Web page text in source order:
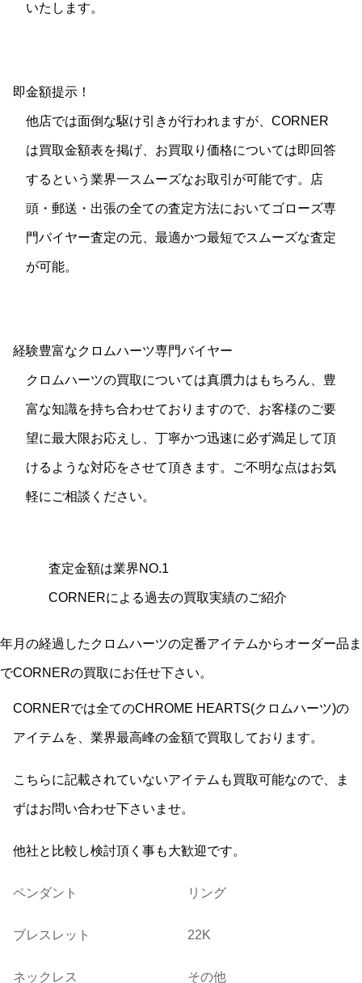
いたします。
即金額提示！
他店では面倒な駆け引きが行われますが、CORNER
は買取金額表を掲げ、お買取り価格については即回答
するという業界一スムーズなお取引が可能です。店
頭・郵送・出張の全ての査定方法においてゴローズ専
門バイヤー査定の元、最適かつ最短でスムーズな査定
が可能。
経験豊富なクロムハーツ専門バイヤー
クロムハーツの買取については真贋力はもちろん、豊
富な知識を持ち合わせておりますので、お客様のご要
望に最大限お応えし、丁寧かつ迅速に必ず満足して頂
けるような対応をさせて頂きます。ご不明な点はお気
軽にご相談ください。
査定金額は業界NO.1
CORNERによる過去の買取実績のご紹介
年月の経過したクロムハーツの定番アイテムからオーダー品ま
でCORNERの買取にお任せ下さい。
CORNERでは全てのCHROME HEARTS(クロムハーツ)の
アイテムを、業界最高峰の金額で買取しております。
こちらに記載されていないアイテムも買取可能なので、ま
ずはお問い合わせ下さいませ。
他社と比較し検討頂く事も大歓迎です。
ペンダント リング
ブレスレット 22K
ネックレス その他